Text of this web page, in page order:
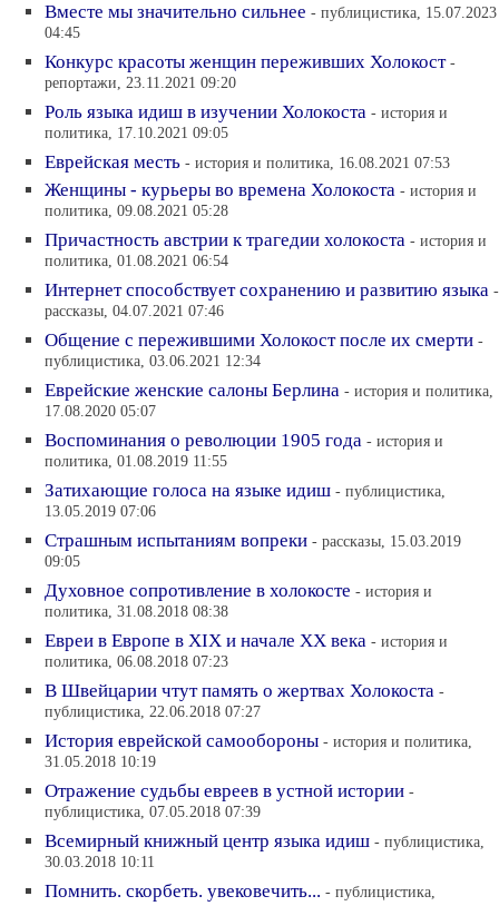
Вместе мы значительно сильнее - публицистика, 15.07.2023
04:45
Конкурс красоты женщин переживших Холокост -
репортажи, 23.11.2021 09:20
Роль языка идиш в изучении Холокоста - история и
политика, 17.10.2021 09:05
Еврейская месть - история и политика, 16.08.2021 07:53
Женщины - курьеры во времена Холокоста - история и
политика, 09.08.2021 05:28
Причастность австрии к трагедии холокоста - история и
политика, 01.08.2021 06:54
Интернет способствует сохранению и развитию языка -
рассказы, 04.07.2021 07:46
Общение с пережившими Холокост после их смерти -
публицистика, 03.06.2021 12:34
Еврейские женские салоны Берлина - история и политика,
17.08.2020 05:07
Воспоминания о революции 1905 года - история и
политика, 01.08.2019 11:55
Затихающие голоса на языке идиш - публицистика,
13.05.2019 07:06
Страшным испытаниям вопреки - рассказы, 15.03.2019
09:05
Духовное сопротивление в холокосте - история и
политика, 31.08.2018 08:38
Евреи в Европе в XIX и начале XX века - история и
политика, 06.08.2018 07:23
В Швейцарии чтут память о жертвах Холокоста -
публицистика, 22.06.2018 07:27
История еврейской самообороны - история и политика,
31.05.2018 10:19
Отражение судьбы евреев в устной истории -
публицистика, 07.05.2018 07:39
Всемирный книжный центр языка идиш - публицистика,
30.03.2018 10:11
Помнить. скорбеть. увековечить... - публицистика,